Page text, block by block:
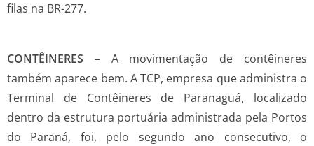
filas na BR-277.
CONTÊINERES – A movimentação de contêineres
também aparece bem. A TCP, empresa que administra o
Terminal de Contêineres de Paranaguá, localizado
dentro da estrutura portuária administrada pela Portos
do Paraná, foi, pelo segundo ano consecutivo, o